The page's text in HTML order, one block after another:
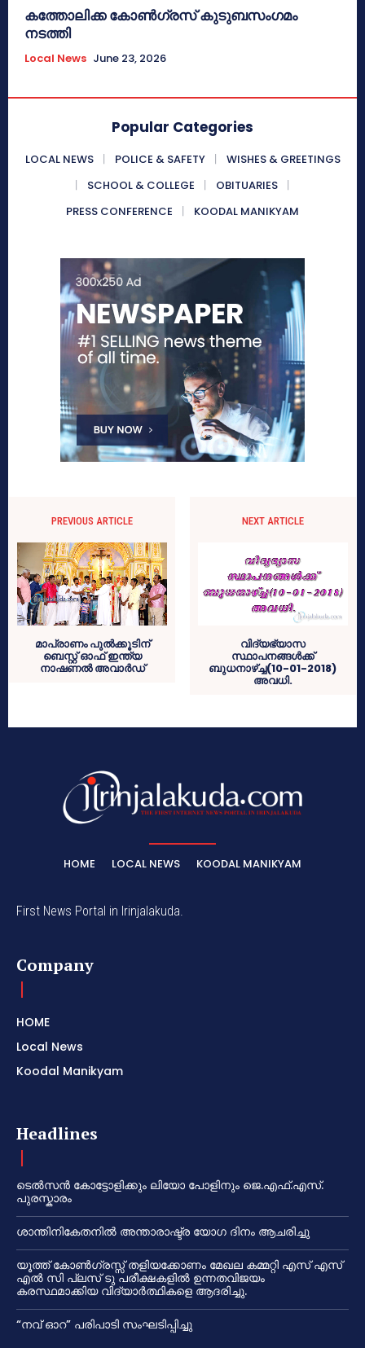
കത്തോലിക്ക കോൺഗ്രസ് കുടുബസംഗമം
നടത്തി
Local News June 23, 2026
Popular Categories
LOCAL NEWS POLICE & SAFETY
WISHES & GREETINGS
SCHOOL & COLLEGE
OBITUARIES
PRESS CONFERENCE
KOODAL MANIKYAM
PREVIOUS ARTICLE
മാപ്രാണം പുല്‍ക്കൂടിന്
ബെസ്റ്റ് ഓഫ് ഇന്ത്യ
നാഷണല്‍ അവാര്‍ഡ്
NEXT ARTICLE
വിദ്യഭ്യാസ
സ്ഥാപനങ്ങള്‍ക്ക്
ബുധനാഴ്ച്ച(10-01-2018)
അവധി.
HOME LOCAL NEWS KOODAL MANIKYAM
First News Portal in Irinjalakuda.
Company
HOME
Local News
Koodal Manikyam
Headlines
ടെൽസൻ കോട്ടോളിക്കും ലിയോ പോളിനും ജെ.എഫ്.എസ്.
പുരസ്കാരം
ശാന്തിനികേതനിൽ അന്താരാഷ്ട്ര യോഗ ദിനം ആചരിച്ചു
യൂത്ത് കോൺഗ്രസ്സ് തളിയക്കോണം മേഖല കമ്മറ്റി എസ് എസ്
എൽ സി പ്ലസ് ടു പരീക്ഷകളിൽ ഉന്നതവിജയം
കരസ്ഥമാക്കിയ വിദ്യാർത്ഥികളെ ആദരിച്ചു.
“നവ് ഓറ” പരിപാടി സംഘടിപ്പിച്ചു